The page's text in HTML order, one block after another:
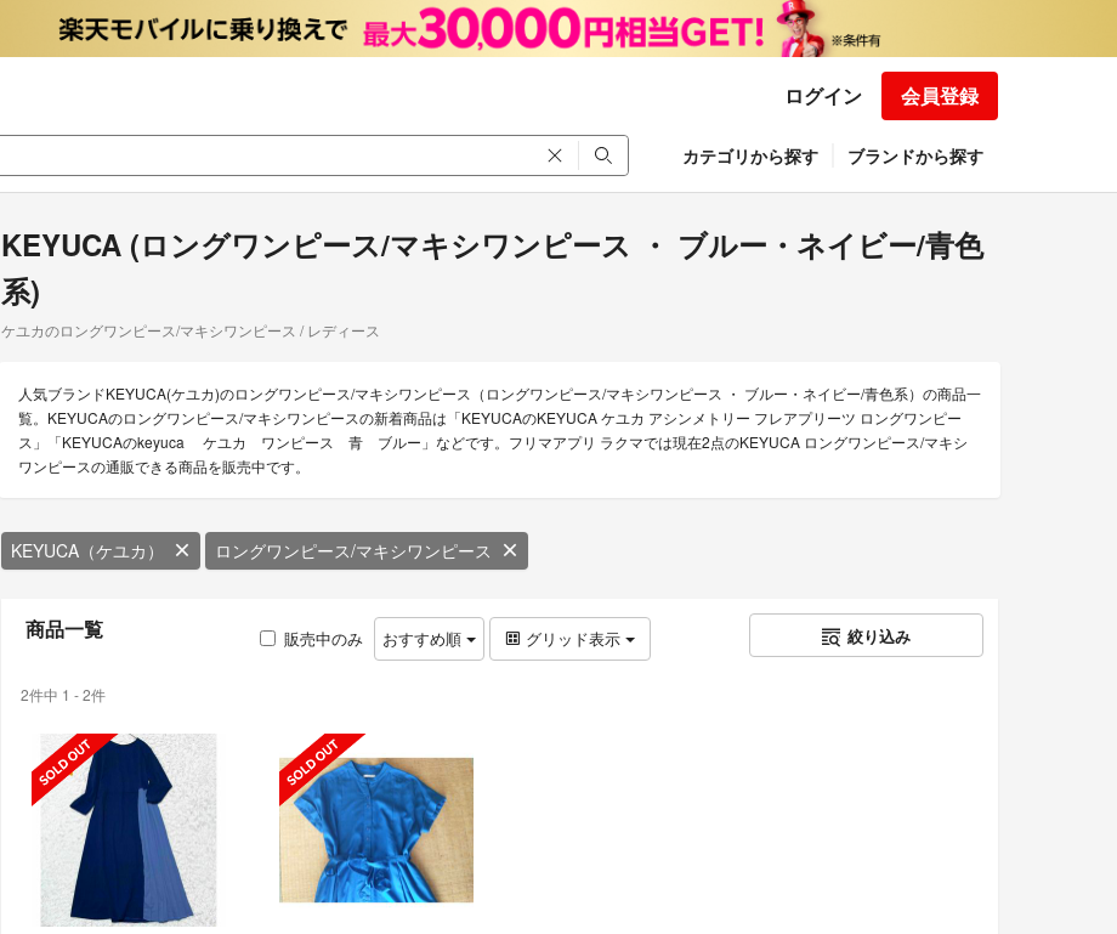
ログイン 会員登録
カテゴリから探す ブランドから探す
KEYUCA (ロングワンピース/マキシワンピース ・ ブルー・ネイビー/青色
系)
ケユカのロングワンピース/マキシワンピース / レディース
人気ブランドKEYUCA(ケユカ)のロングワンピース/マキシワンピース（ロングワンピース/マキシワンピース ・ ブルー・ネイビー/青色系）の商品一
覧。KEYUCAのロングワンピース/マキシワンピースの新着商品は「KEYUCAのKEYUCA ケユカ アシンメトリー フレアプリーツ ロングワンピー
ス」「KEYUCAのkeyuca ケユカ ワンピース 青 ブルー」などです。フリマアプリ ラクマでは現在2点のKEYUCA ロングワンピース/マキシ
ワンピースの通販できる商品を販売中です。
KEYUCA（ケユカ） ロングワンピース/マキシワンピース
商品一覧 販売中のみ おすすめ順 グリッド表示 絞り込み
2件中 1 - 2件